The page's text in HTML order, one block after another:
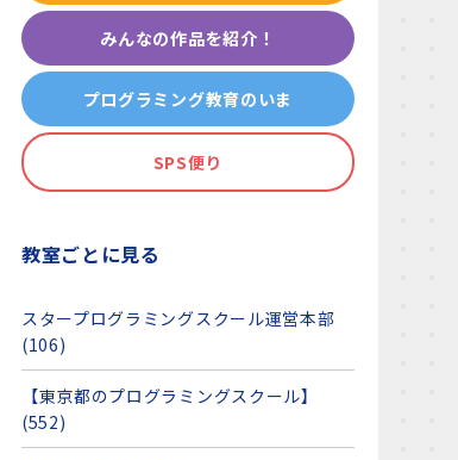
みんなの作品を紹介！
プログラミング教育のいま
SPS便り
教室ごとに見る
スタープログラミングスクール運営本部
(106)
【東京都のプログラミングスクール】
(552)